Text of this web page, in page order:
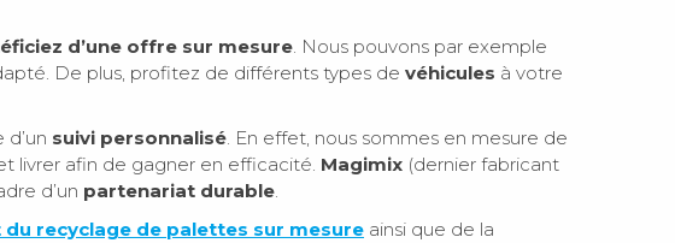
d’une offre sur mesure. Nous pouvons par exemple
De plus, profitez de différents types de véhicules à votre
suivi personnalisé. En effet, nous sommes en mesure de
livrer afin de gagner en efficacité. Magimix (dernier fabricant
d’un partenariat durable.
recyclage de palettes sur mesure ainsi que de la